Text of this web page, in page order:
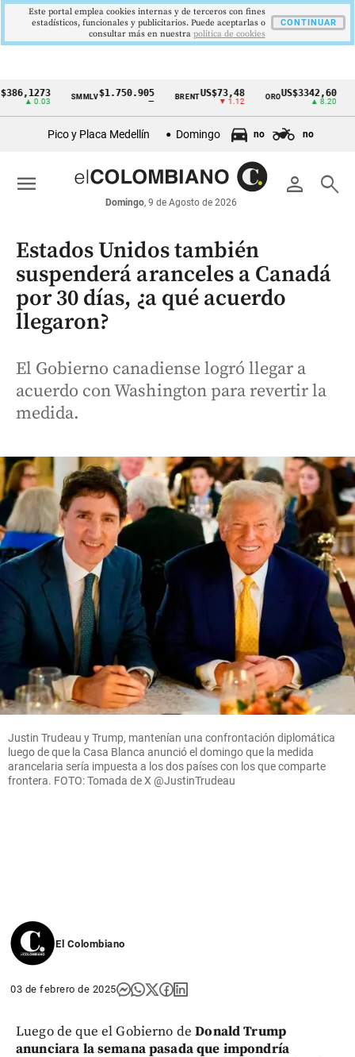
Cintillo
económicos
Colombia
SMMLV$1.750.905 BRENT US$73,48
▼ 1.12
ORO US$3342,60
Pico y Placa Medellín Domingo no no
person search
Domingo, 9 de Agosto de 2026
menu
Estados Unidos también
suspenderá aranceles a Canadá
por 30 días, ¿a qué acuerdo
llegaron?
El Gobierno canadiense logró llegar a
acuerdo con Washington para revertir la
medida.
Justin Trudeau y Trump, mantenían una confrontación diplomática
luego de que la Casa Blanca anunció el domingo que la medida
arancelaria sería impuesta a los dos países con los que comparte
frontera. FOTO: Tomada de X @JustinTrudeau
El Colombiano
03 de febrero de 2025
Luego de que el Gobierno deDonald Trump
anunciara la semana pasada que impondría
Este portal emplea cookies internas y de terceros con fines
estadísticos, funcionales y publicitarios. Puede aceptarlas o
consultar más en nuestra politica de cookies
CONTINUAR